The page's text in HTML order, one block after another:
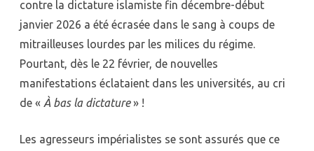
contre la dictature islamiste fin décembre-début
janvier 2026 a été écrasée dans le sang à coups de
mitrailleuses lourdes par les milices du régime.
Pourtant, dès le 22 février, de nouvelles
manifestations éclataient dans les universités, au cri
de « À bas la dictature» !
Les agresseurs impérialistes se sont assurés que ce